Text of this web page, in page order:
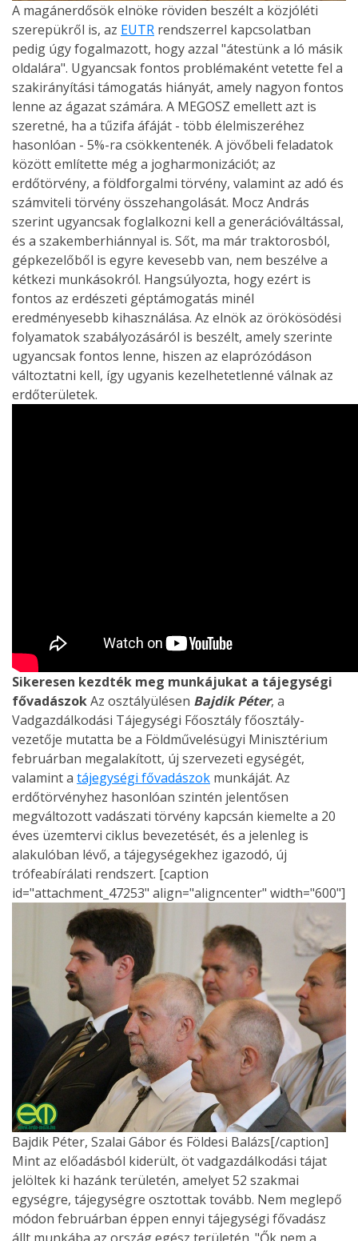
A magánerdősök elnöke röviden beszélt a közjóléti
szerepükről is, az EUTR rendszerrel kapcsolatban
pedig úgy fogalmazott, hogy azzal "átestünk a ló másik
oldalára". Ugyancsak fontos problémaként vetette fel a
szakirányítási támogatás hiányát, amely nagyon fontos
lenne az ágazat számára. A MEGOSZ emellett azt is
szeretné, ha a tűzifa áfáját - több élelmiszeréhez
hasonlóan - 5%-ra csökkentenék. A jövőbeli feladatok
között említette még a jogharmonizációt; az
erdőtörvény, a földforgalmi törvény, valamint az adó és
számviteli törvény összehangolását. Mocz András
szerint ugyancsak foglalkozni kell a generációváltással,
és a szakemberhiánnyal is. Sőt, ma már traktorosból,
gépkezelőből is egyre kevesebb van, nem beszélve a
kétkezi munkásokról. Hangsúlyozta, hogy ezért is
fontos az erdészeti géptámogatás minél
eredményesebb kihasználása. Az elnök az örökösödési
folyamatok szabályozásáról is beszélt, amely szerinte
ugyancsak fontos lenne, hiszen az elaprózódáson
változtatni kell, így ugyanis kezelhetetlenné válnak az
erdőterületek.
Sikeresen kezdték meg munkájukat a tájegységi
fővadászokAz osztályülésen Bajdik Péter, a
Vadgazdálkodási Tájegységi Főosztály főosztály-
vezetője mutatta be a Földművelésügyi Minisztérium
februárban megalakított, új szervezeti egységét,
valamint a tájegységi fővadászok munkáját. Az
erdőtörvényhez hasonlóan szintén jelentősen
megváltozott vadászati törvény kapcsán kiemelte a 20
éves üzemtervi ciklus bevezetését, és a jelenleg is
alakulóban lévő, a tájegységekhez igazodó, új
trófeabírálati rendszert. [caption
id="attachment_47253" align="aligncenter" width="600"]
Bajdik Péter, Szalai Gábor és Földesi Balázs[/caption]
Mint az előadásból kiderült, öt vadgazdálkodási tájat
jelöltek ki hazánk területén, amelyet 52 szakmai
egységre, tájegységre osztottak tovább. Nem meglepő
módon februárban éppen ennyi tájegységi fővadász